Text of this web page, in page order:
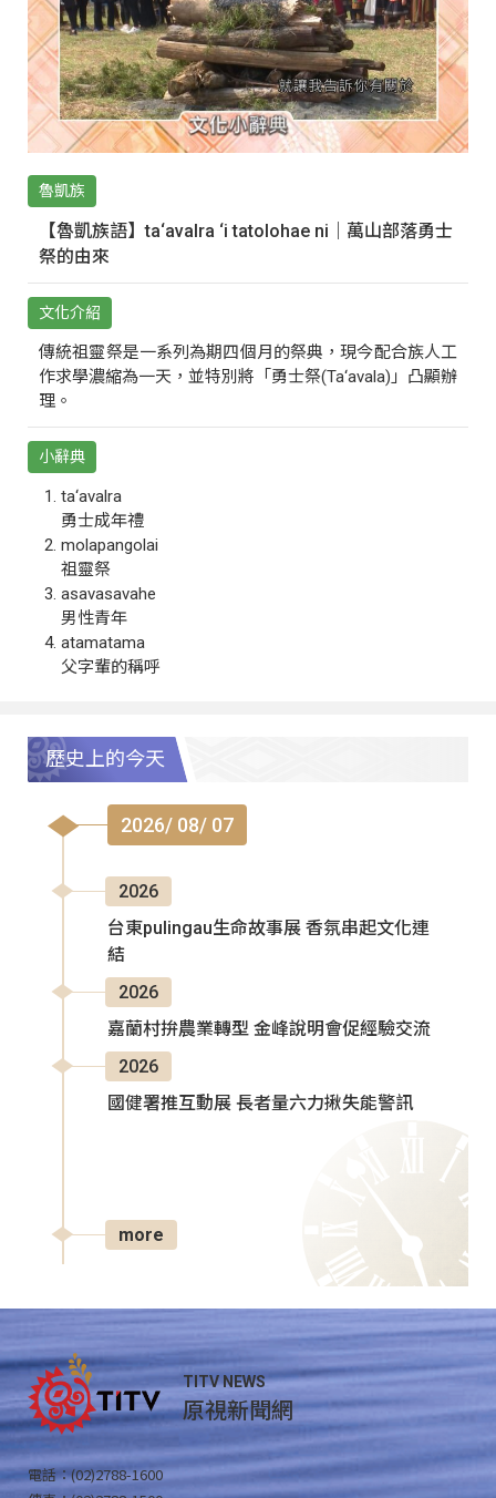
魯凱族
【魯凱族語】ta‘avalra ‘i tatolohae ni｜萬山部落勇士
祭的由來
文化介紹
傳統祖靈祭是一系列為期四個月的祭典，現今配合族人工
作求學濃縮為一天，並特別將「勇士祭(Ta‘avala)」凸顯辦
理。
小辭典
ta‘avalra
勇士成年禮
molapangolai
祖靈祭
asavasavahe
男性青年
atamatama
父字輩的稱呼
歷史上的今天
2026/ 08/ 07
2026
台東pulingau生命故事展 香氛串起文化連
結
2026
嘉蘭村拚農業轉型 金峰說明會促經驗交流
2026
國健署推互動展 長者量六力揪失能警訊
more
TITV NEWS
原視新聞網
電話：(02)2788-1600